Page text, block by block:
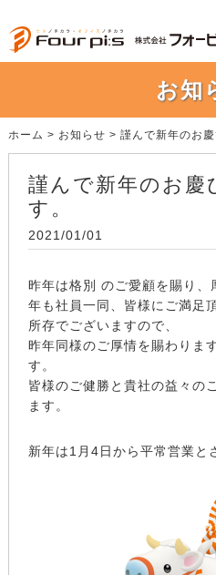
お知
ホーム > お知らせ > 謹んで新年のお
謹んで新年のお慶
す。
2021/01/01
昨年は格別 のご愛顧を賜り、
年も社員一同、皆様にご満足
所存でございますので、
昨年同様のご厚情を賜わりま
す。
皆様のご健勝と貴社の益々の
ます。
新年は1月4日から平常営業と